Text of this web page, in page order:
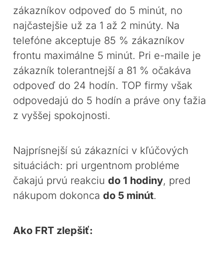
zákazníkov odpoveď do 5 minút, no
najčastejšie už za 1 až 2 minúty. Na
telefóne akceptuje 85 % zákazníkov
frontu maximálne 5 minút. Pri e-maile je
zákazník tolerantnejší a 81 % očakáva
odpoveď do 24 hodín. TOP firmy však
odpovedajú do 5 hodín a práve ony ťažia
z vyššej spokojnosti.
Najprísnejší sú zákazníci v kľúčových
situáciách: pri urgentnom probléme
čakajú prvú reakciudo 1 hodiny, pred
nákupom dokoncado 5 minút.
Ako FRT zlepšiť: